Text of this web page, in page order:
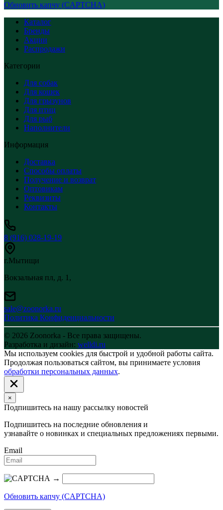
Обновить капчу (CAPTCHA)
Каталог
Бренды
Акции
Распродажи
Категории
Для собак
Для кошек
Для грызунов
Для птиц
Для рыб
Наполнители
Информация
Доставка
Способы оплаты
Получение и возврат
Оптовикам
Реквизиты
Контакты
8 (916) 028-19-19
г.Мытищи
Вокзальная пл, д. 1,
sale@zoonorka.ru
Политика Конфиденциальности
© 2026 Zoonorka - Все права защищены.
Разработка и дизайн: welldi.ru
Мы используем cookies для быстрой и удобной работы сайта.
Продолжая пользоваться сайтом, вы принимаете условия
обработки персональных данных.
×
Подпишитесь на нашу рассылку новостей
Подпишитесь на последние обновления и
узнавайте о новинках и специальных предложениях первыми.
Email
→
Обновить капчу (CAPTCHA)